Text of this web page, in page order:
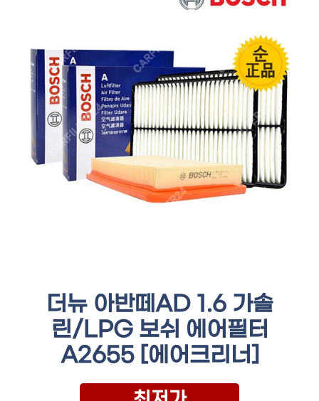
더뉴 아반떼AD 1.6 가솔
린/LPG 보쉬 에어필터
A2655 [에어크리너]